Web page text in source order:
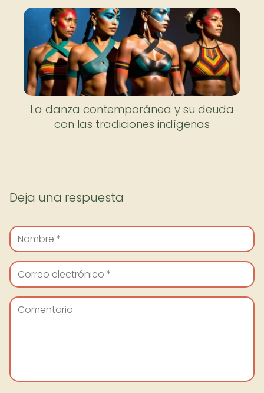
La danza contemporánea y su deuda
con las tradiciones indígenas
Deja una respuesta